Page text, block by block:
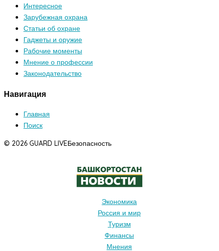
Интересное
Зарубежная охрана
Статьи об охране
Гаджеты и оружие
Рабочие моменты
Мнение о профессии
Законодательство
Навигация
Главная
Поиск
© 2026 GUARD LIVEБезопасность
Экономика
Россия и мир
Туризм
Финансы
Мнения